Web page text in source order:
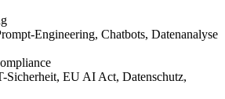
Engineering, Chatbots, Datenanalyse
Sicherheit, EU AI Act, Datenschutz,